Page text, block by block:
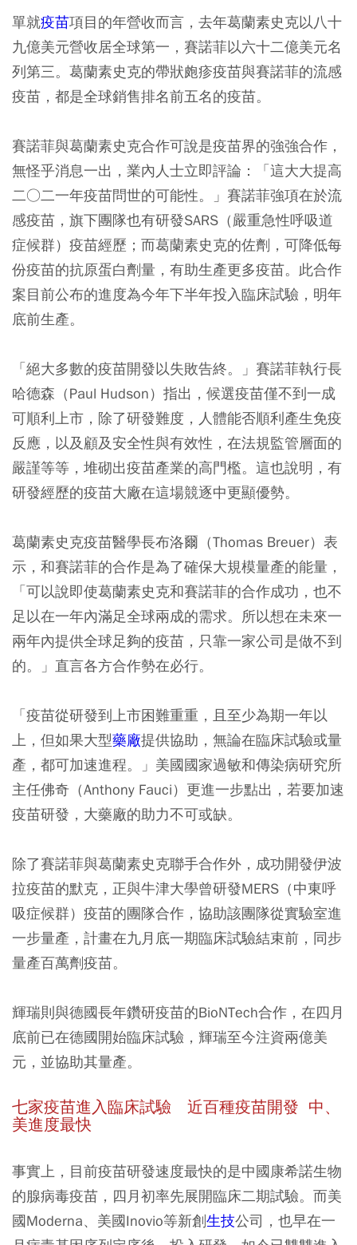
單就疫苗項目的年營收而言，去年葛蘭素史克以八十
九億美元營收居全球第一，賽諾菲以六十二億美元名
列第三。葛蘭素史克的帶狀皰疹疫苗與賽諾菲的流感
疫苗，都是全球銷售排名前五名的疫苗。
賽諾菲與葛蘭素史克合作可說是疫苗界的強強合作，
無怪乎消息一出，業內人士立即評論：「這大大提高
二○二一年疫苗問世的可能性。」賽諾菲強項在於流
感疫苗，旗下團隊也有研發SARS（嚴重急性呼吸道
症候群）疫苗經歷；而葛蘭素史克的佐劑，可降低每
份疫苗的抗原蛋白劑量，有助生產更多疫苗。此合作
案目前公布的進度為今年下半年投入臨床試驗，明年
底前生產。
「絕大多數的疫苗開發以失敗告終。」賽諾菲執行長
哈德森（Paul Hudson）指出，候選疫苗僅不到一成
可順利上市，除了研發難度，人體能否順利產生免疫
反應，以及顧及安全性與有效性，在法規監管層面的
嚴謹等等，堆砌出疫苗產業的高門檻。這也說明，有
研發經歷的疫苗大廠在這場競逐中更顯優勢。
葛蘭素史克疫苗醫學長布洛爾（Thomas Breuer）表
示，和賽諾菲的合作是為了確保大規模量產的能量，
「可以說即使葛蘭素史克和賽諾菲的合作成功，也不
足以在一年內滿足全球兩成的需求。所以想在未來一
兩年內提供全球足夠的疫苗，只靠一家公司是做不到
的。」直言各方合作勢在必行。
「疫苗從研發到上市困難重重，且至少為期一年以
上，但如果大型藥廠提供協助，無論在臨床試驗或量
產，都可加速進程。」美國國家過敏和傳染病研究所
主任佛奇（Anthony Fauci）更進一步點出，若要加速
疫苗研發，大藥廠的助力不可或缺。
除了賽諾菲與葛蘭素史克聯手合作外，成功開發伊波
拉疫苗的默克，正與牛津大學曾研發MERS（中東呼
吸症候群）疫苗的團隊合作，協助該團隊從實驗室進
一步量產，計畫在九月底一期臨床試驗結束前，同步
量產百萬劑疫苗。
輝瑞則與德國長年鑽研疫苗的BioNTech合作，在四月
底前已在德國開始臨床試驗，輝瑞至今注資兩億美
元，並協助其量產。
七家疫苗進入臨床試驗 近百種疫苗開發 中、
美進度最快
事實上，目前疫苗研發速度最快的是中國康希諾生物
的腺病毒疫苗，四月初率先展開臨床二期試驗。而美
國Moderna、美國Inovio等新創生技公司，也早在一